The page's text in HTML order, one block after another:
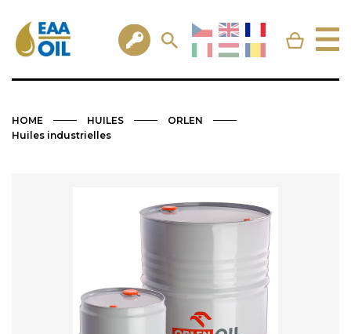
HOME HUILES
ORLEN
Huiles industrielles